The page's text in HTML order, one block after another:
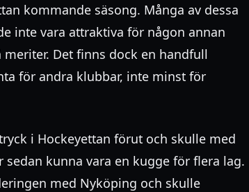
kommande säsong. Många av dessa
inte vara attraktiva för någon annan
Det finns dock en handfull
för andra klubbar, inte minst för
i Hockeyettan förut och skulle med
kunna vara en kugge för flera lag.
med Nyköping och skulle